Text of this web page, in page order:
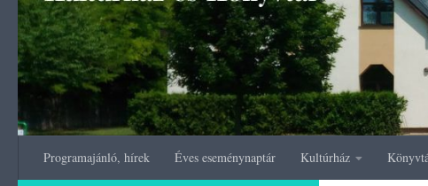
Programajánló, hírek Éves eseménynaptár Kultúrház